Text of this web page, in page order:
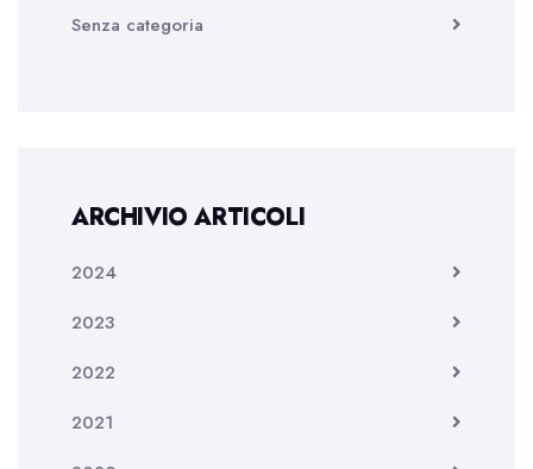
Senza categoria
ARCHIVIO ARTICOLI
2024
2023
2022
2021